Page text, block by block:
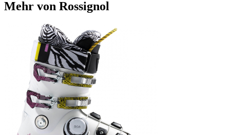
Mehr von Rossignol